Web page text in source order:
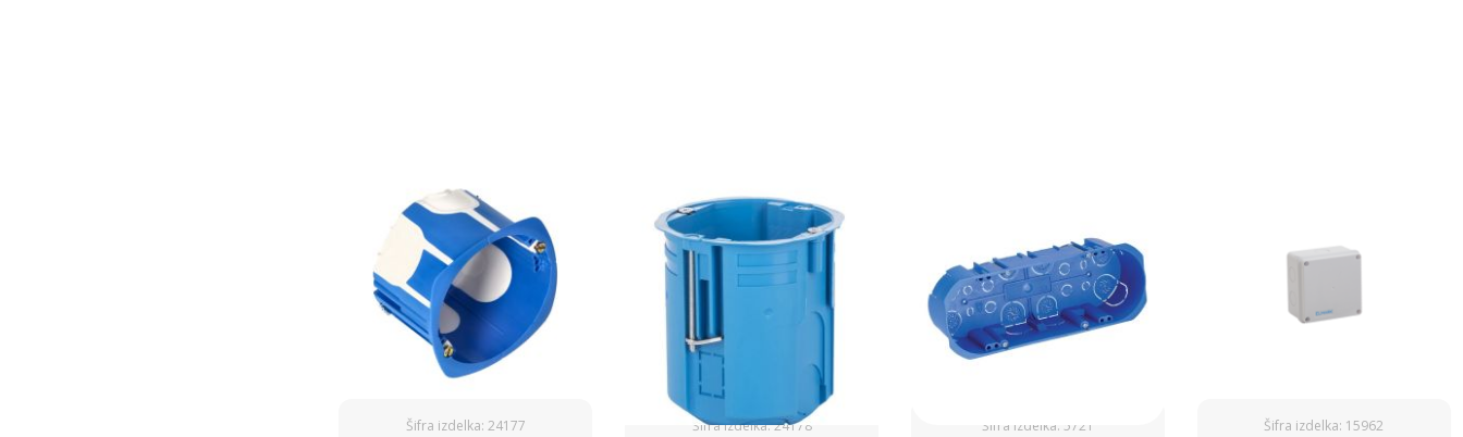
Šifra izdelka: 24177 Šifra izdelka: 24178 Šifra izdelka: 5721 Šifra izdelka: 15962